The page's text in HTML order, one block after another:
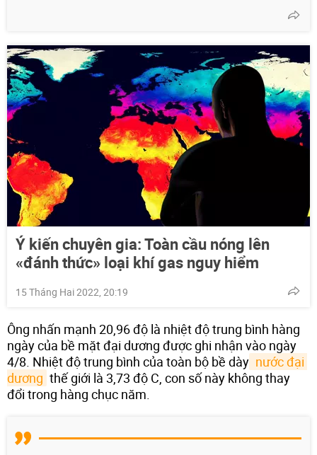
Ý kiến chuyên gia: Toàn cầu nóng lên
«đánh thức» loại khí gas nguy hiểm
15 Tháng Hai 2022, 20:19
Ông nhấn mạnh 20,96 độ là nhiệt độ trung bình hàng
ngày của bề mặt đại dương được ghi nhận vào ngày
4/8. Nhiệt độ trung bình của toàn bộ bề dày nước đại
dương thế giới là 3,73 độ C, con số này không thay
đổi trong hàng chục năm.